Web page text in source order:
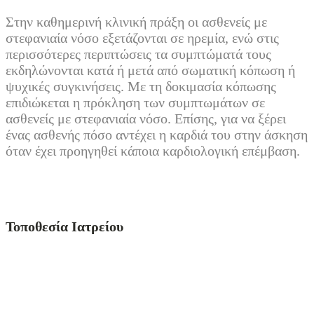
Στην καθημερινή κλινική πράξη οι ασθενείς με
στεφανιαία νόσο εξετάζονται σε ηρεμία, ενώ στις
περισσότερες περιπτώσεις τα συμπτώματά τους
εκδηλώνονται κατά ή μετά από σωματική κόπωση ή
ψυχικές συγκινήσεις. Με τη δοκιμασία κόπωσης
επιδιώκεται η πρόκληση των συμπτωμάτων σε
ασθενείς με στεφανιαία νόσο. Επίσης, για να ξέρει
ένας ασθενής πόσο αντέχει η καρδιά του στην άσκηση
όταν έχει προηγηθεί κάποια καρδιολογική επέμβαση.
Τοποθεσία Ιατρείου